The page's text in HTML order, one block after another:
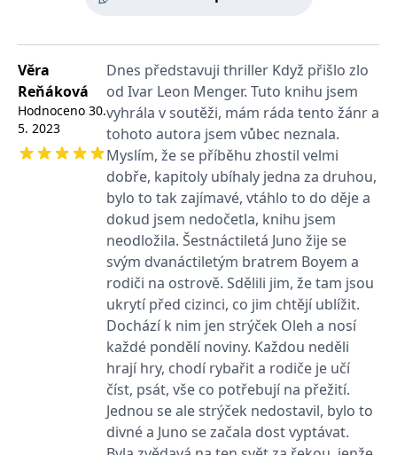
Věra
Reňáková
Hodnoceno 30.
5. 2023
Dnes představuji thriller Když přišlo zlo
od Ivar Leon Menger. Tuto knihu jsem
vyhrála v soutěži, mám ráda tento žánr a
tohoto autora jsem vůbec neznala.
Myslím, že se příběhu zhostil velmi
dobře, kapitoly ubíhaly jedna za druhou,
bylo to tak zajímavé, vtáhlo to do děje a
dokud jsem nedočetla, knihu jsem
neodložila. Šestnáctiletá Juno žije se
svým dvanáctiletým bratrem Boyem a
rodiči na ostrově. Sdělili jim, že tam jsou
ukrytí před cizinci, co jim chtějí ublížit.
Dochází k nim jen strýček Oleh a nosí
každé pondělí noviny. Každou neděli
hrají hry, chodí rybařit a rodiče je učí
číst, psát, vše co potřebují na přežití.
Jednou se ale strýček nedostavil, bylo to
divné a Juno se začala dost vyptávat.
vygenerovaného čísla
klienta. Je součástí
každého požadavku na
stránku na webu a slouží
k výpočtu údajů o
návštěvnících, relacích a
kampaních pro analytické
Kentiko
Software LLC
www.grada.cz
1 rok
1
měsíc
Označuje, zda je
návštěvník nový nebo se
vrací. Používá se ke
sledování statistiky
návštěvníků ve webové
analýze.
Kentiko
Software LLC
www.grada.cz
1 rok
1
měsíc
Ukládá identifikátor GUID
kontaktu souvisejícího s
aktuálním návštěvníkem
webu. Slouží ke
sledování aktivit na
webu.
identifikátor uživatele.
Lze jej nastavit pomocí
vložených skriptů
Microsoft. Široce se věří,
že se synchronizuje s
mnoha různými
Microsoft, což umožňuje
sledování uživatelů.
.c.clarity.ms
Zavřením
prohlížeče
Toto je soubor cookie
první strany společnosti
Microsoft MSN, který
používáme k měření
používání webu pro
interní analýzu.
Microsoft
Corporation
.c.clarity.ms
7 dní
Toto je soubor cookie
první strany společnosti
Microsoft MSN, který
používáme k měření
používání webu pro
interní analýzu.
Adform
.adform.net
1 měsíc 1
den
Zjistěte, zda prohlížeč
uživatele podporuje
soubory cookie.
Meta Platform
Inc.
.grada.cz
3 měsíce
Používá Facebook k
poskytování řady
reklamních produktů,
jako je nabízení cen v
reálném čase od
měsíc
MSPTC
Microsoft
.bing.com
1 rok
inco_session_temp_browser www.grada.cz
1 hodina
www.grada.cz
1 rok 1
měsíc
_hjSessionUser_3630783
.grada.cz 1 rok